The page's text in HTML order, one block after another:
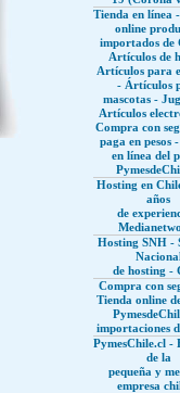
Tienda en línea
online
importados de
Artículos de
Artículos para
- Ártículos
mascotas -
Artículos
Compra con
paga en pesos
en línea del
Hosting en
años
de
Hosting SNH -
de hosting -
Compra con
Tienda online
importaciones
PymesChile.cl -
de la
pequeña y
empresa